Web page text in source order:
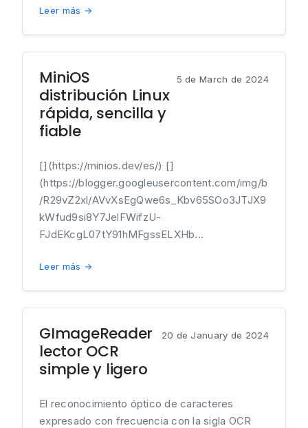
Leer más →
MiniOS
distribución Linux
rápida, sencilla y
fiable
5 de March de 2024
[](https://minios.dev/es/) []
(https://blogger.googleusercontent.com/img/b
/R29vZ2xl/AVvXsEgQwe6s_Kbv65SOo3JTJX9
kWfud9si8Y7JelFWifzU-
FJdEKcgL07tY91hMFgssELXHb...
Leer más →
GImageReader
lector OCR
simple y ligero
20 de January de 2024
El reconocimiento óptico de caracteres
expresado con frecuencia con la sigla OCR